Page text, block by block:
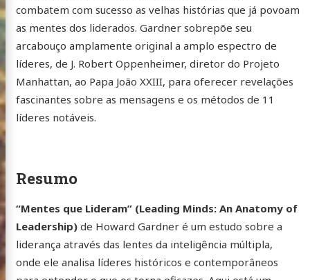
combatem com sucesso as velhas histórias que já povoam
as mentes dos liderados. Gardner sobrepõe seu
arcabouço amplamente original a amplo espectro de
líderes, de J. Robert Oppenheimer, diretor do Projeto
Manhattan, ao Papa João XXIII, para oferecer revelações
fascinantes sobre as mensagens e os métodos de 11
líderes notáveis.
Resumo
“Mentes que Lideram” (Leading Minds: An Anatomy of
Leadership)de Howard Gardner é um estudo sobre a
liderança através das lentes da inteligência múltipla,
onde ele analisa líderes históricos e contemporâneos